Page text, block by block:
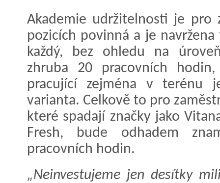
Akademie udržitelnosti je pro
pozicích povinná a je
každý, bez ohledu na
zhruba 20 pracovních
pracující zejména v terénu
varianta. Celkově to pro
které spadají značky jako
Fresh, bude odhadem
pracovních hodin.
„Neinvestujeme jen desítky